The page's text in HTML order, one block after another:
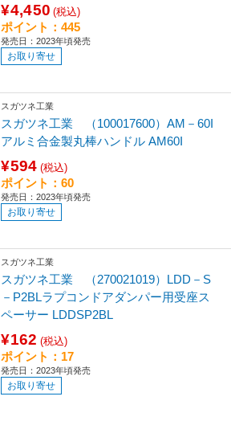
¥4,450 (税込)
ポイント：445
発売日：2023年頃発売
お取り寄せ
スガツネ工業
スガツネ工業 （100017600）AM－60I
アルミ合金製丸棒ハンドル AM60I
¥594 (税込)
ポイント：60
発売日：2023年頃発売
お取り寄せ
スガツネ工業
スガツネ工業 （270021019）LDD－S
－P2BLラプコンドアダンパー用受座ス
ペーサー LDDSP2BL
¥162 (税込)
ポイント：17
発売日：2023年頃発売
お取り寄せ